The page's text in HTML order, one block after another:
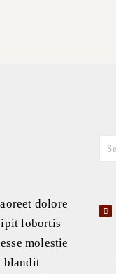
dolore
lobortis
molestie
blandit